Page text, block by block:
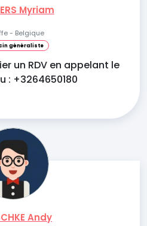
Myriam
- Belgique
généraliste
un RDV en appelant le
: +3264650180
Andy